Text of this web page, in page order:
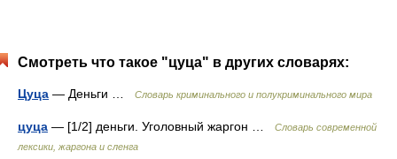
Смотреть что такое "цуца" в других словарях:
Цуца — Деньги … Словарь криминального и полукриминального мира
цуца — [1/2] деньги. Уголовный жаргон …
Cловарь современной
лексики, жаргона и сленга